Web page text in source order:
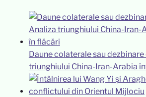
Daune colaterale sau
triunghiului China-Iran-Arabia